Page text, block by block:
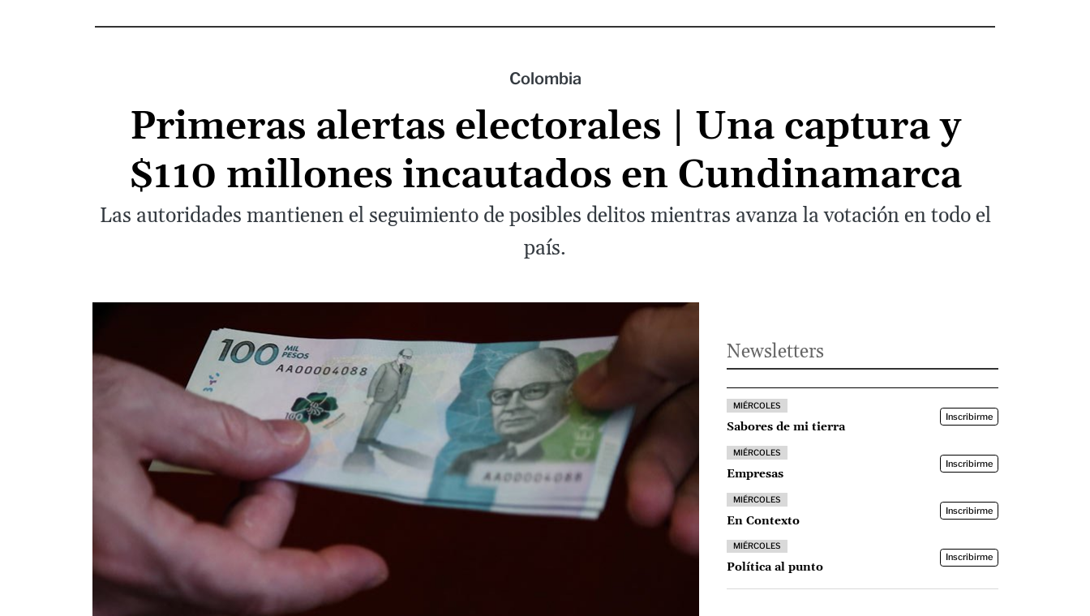
Colombia
Primeras alertas electorales | Una captura y
$110 millones incautados en Cundinamarca
Las autoridades mantienen el seguimiento de posibles delitos mientras avanza la votación en todo el
país.
Newsletters
MIÉRCOLES
Sabores de mi tierra
Inscribirme
MIÉRCOLES
Empresas
Inscribirme
MIÉRCOLES
En Contexto
Inscribirme
MIÉRCOLES
Política al punto
Inscribirme